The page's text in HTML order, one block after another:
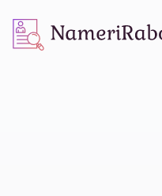
NameriRabota.bg